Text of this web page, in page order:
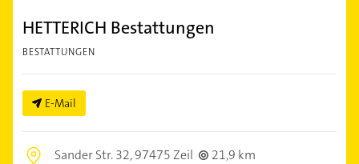
HETTERICH Bestattungen
BESTATTUNGEN
E-Mail
Sander Str. 32,97475 Zeil
21,9 km